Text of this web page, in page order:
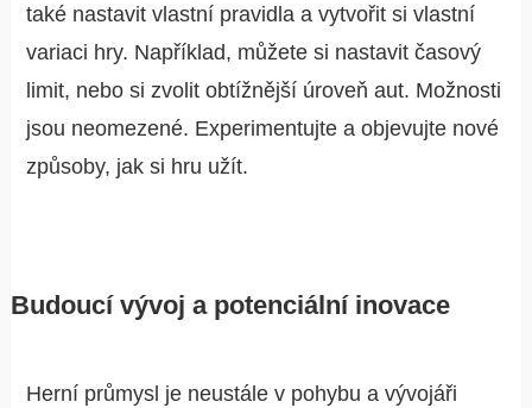
také nastavit vlastní pravidla a vytvořit si vlastní
variaci hry. Například, můžete si nastavit časový
limit, nebo si zvolit obtížnější úroveň aut. Možnosti
jsou neomezené. Experimentujte a objevujte nové
způsoby, jak si hru užít.
Budoucí vývoj a potenciální inovace
Herní průmysl je neustále v pohybu a vývojáři